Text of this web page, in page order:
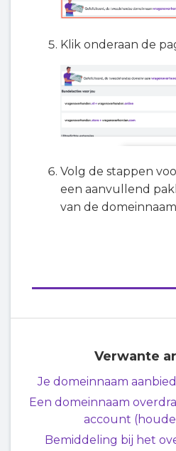
Klik onderaan de
Volg de stappen
een aanvullend
van de
Verwante
Je domeinnaam
Een domeinnaam
account
Bemiddeling bij het